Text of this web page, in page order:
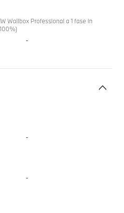
Wallbox Professional a 1 fase in
-
-
-